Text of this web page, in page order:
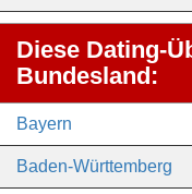
Diese Dating-
Bundesland:
Bayern
Baden-Württemberg